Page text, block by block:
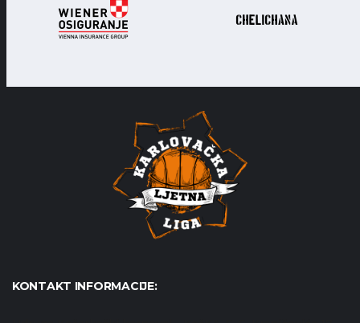
KONTAKT INFORMACIJE: